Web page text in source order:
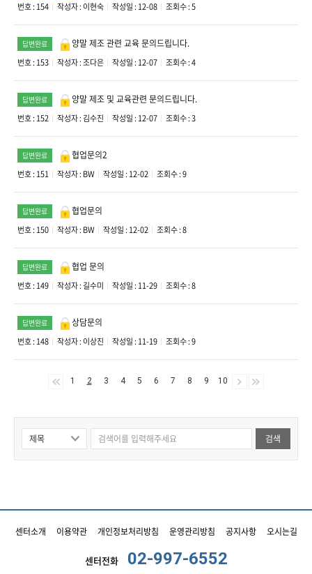
번호 : 154 작성자 : 이현숙 작성일 : 12-08 조회수 : 5
답변완료 양말 제조 관련 교육 문의드립니다.
번호 : 153 작성자 :조다은 작성일 : 12-07 조회수 : 4
답변완료 양말 제조 및 교육관련 문의드립니다.
번호 : 152 작성자 : 김수진 작성일 : 12-07 조회수 : 3
답변완료 협업문의2
번호 : 151 작성자 : BW 작성일 : 12-02 조회수 : 9
답변완료 협업문의
번호 : 150 작성자 : BW 작성일 : 12-02 조회수 : 8
답변완료 협업 문의
번호 : 149 작성자 : 길수미 작성일 : 11-29 조회수 : 8
답변완료 상담문의
번호 : 148 작성자 : 이상진 작성일 : 11-19 조회수 : 9
1 2 3 4 5 6 7 8 9 10
검색
센터소개 이용약관 개인정보처리방침 운영관리방침 공지사항 오시는길
센터전화 02-997-6552